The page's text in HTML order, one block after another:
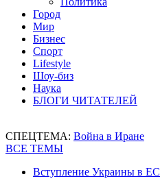
Город
Мир
Бизнес
Спорт
Lifestyle
Шоу-биз
Наука
БЛОГИ ЧИТАТЕЛЕЙ
СПЕЦТЕМА: Война в Иране
ВСЕ ТЕМЫ
Вступление Украины в ЕС